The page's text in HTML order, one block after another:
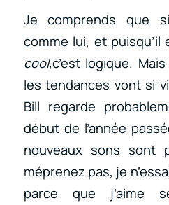
Je comprends que
comme lui, et puisqu’il
cool,c’est logique.
les tendances vont si
Bill regarde
début de l’année
nouveaux sons sont
méprenez pas, je
parce que j’aime